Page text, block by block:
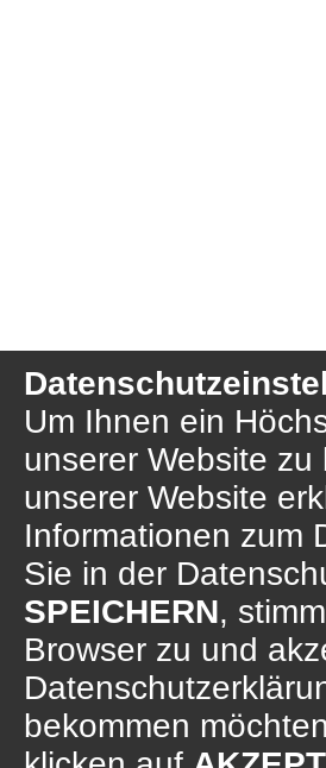
Um Ihnen ein
unserer Website
unserer Website
Informationen zum
Sie in der
SPEICHERN,
Browser zu und
bekommen